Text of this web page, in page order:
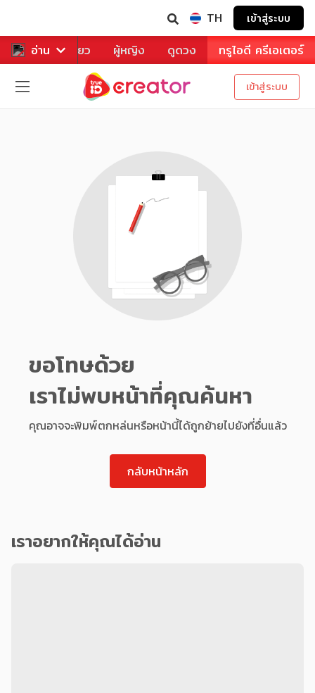
TH เข้าสู่ระบบ
อ่าน
หาร ท่องเที่ยว ผู้หญิง ดูดวง ทรูไอดี ครีเอเตอร์
เข้าสู่ระบบ
ขอโทษด้วย
เราไม่พบหน้าที่คุณค้นหา
คุณอาจจะพิมพ์ตกหล่นหรือหน้านี้ได้ถูกย้ายไปยังที่อื่นแล้ว
กลับหน้าหลัก
เราอยากให้คุณได้อ่าน